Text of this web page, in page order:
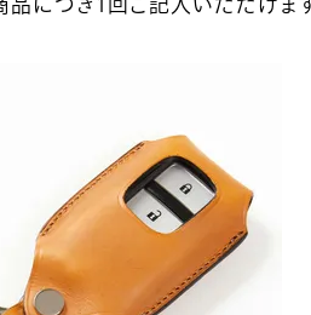
品につき1回ご記入いただけま